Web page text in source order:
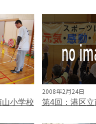
小学校
2008年2月24日
第4回：港区